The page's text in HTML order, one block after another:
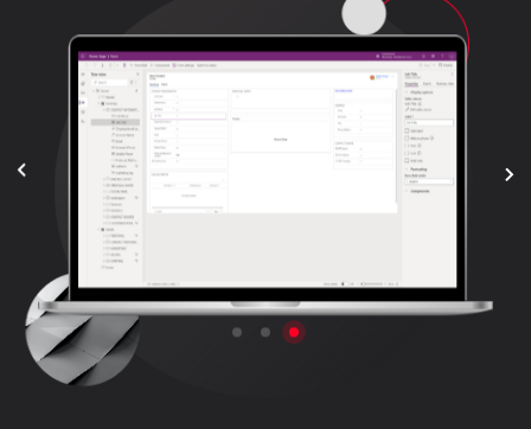
MRP - PROIZVODNJA
Dynamics 365 Business Central
Power MES
Netronic - VAPS
NABAVKA
Dynamics 365 Business Central